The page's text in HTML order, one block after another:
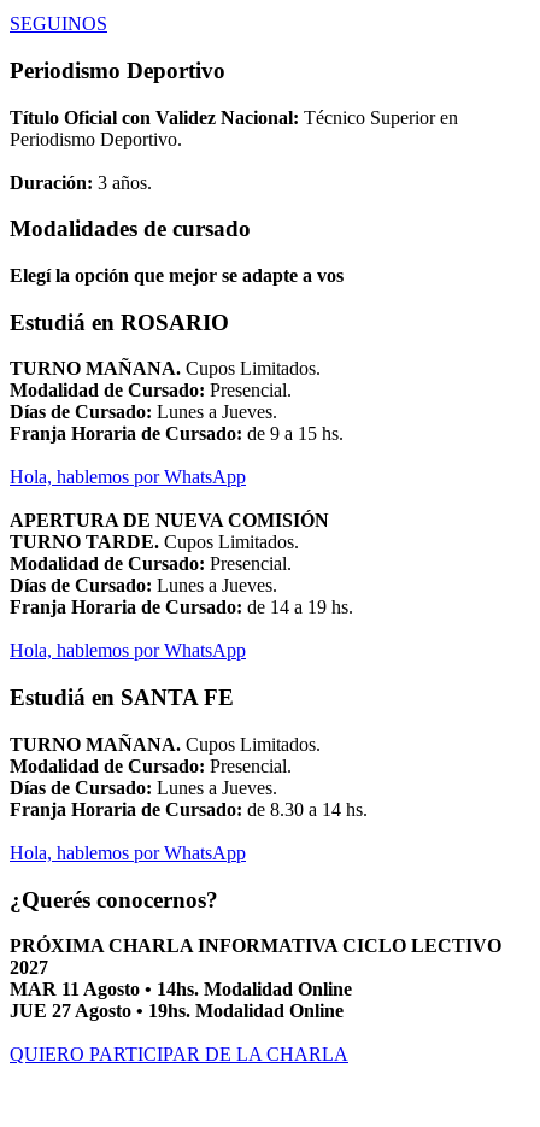
SEGUINOS
Periodismo Deportivo
Título Oficial con Validez Nacional: Técnico Superior en
Periodismo Deportivo.
Duración: 3 años.
Modalidades de cursado
Elegí la opción que mejor se adapte a vos
Estudiá en ROSARIO
TURNO MAÑANA. Cupos Limitados.
Modalidad de Cursado: Presencial.
Días de Cursado: Lunes a Jueves.
Franja Horaria de Cursado: de 9 a 15 hs.
Hola, hablemos por WhatsApp
APERTURA DE NUEVA COMISIÓN
TURNO TARDE. Cupos Limitados.
Modalidad de Cursado: Presencial.
Días de Cursado: Lunes a Jueves.
Franja Horaria de Cursado: de 14 a 19 hs.
Hola, hablemos por WhatsApp
Estudiá en SANTA FE
TURNO MAÑANA. Cupos Limitados.
Modalidad de Cursado: Presencial.
Días de Cursado: Lunes a Jueves.
Franja Horaria de Cursado: de 8.30 a 14 hs.
Hola, hablemos por WhatsApp
¿Querés conocernos?
PRÓXIMA CHARLA INFORMATIVA CICLO LECTIVO
2027
MAR 11 Agosto • 14hs. Modalidad Online
JUE 27 Agosto • 19hs. Modalidad Online
QUIERO PARTICIPAR DE LA CHARLA